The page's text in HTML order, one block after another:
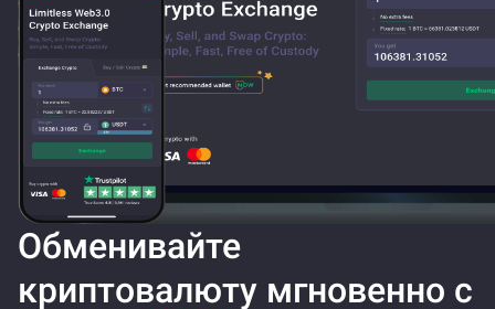
Обменивайте
криптовалюту мгновенно с